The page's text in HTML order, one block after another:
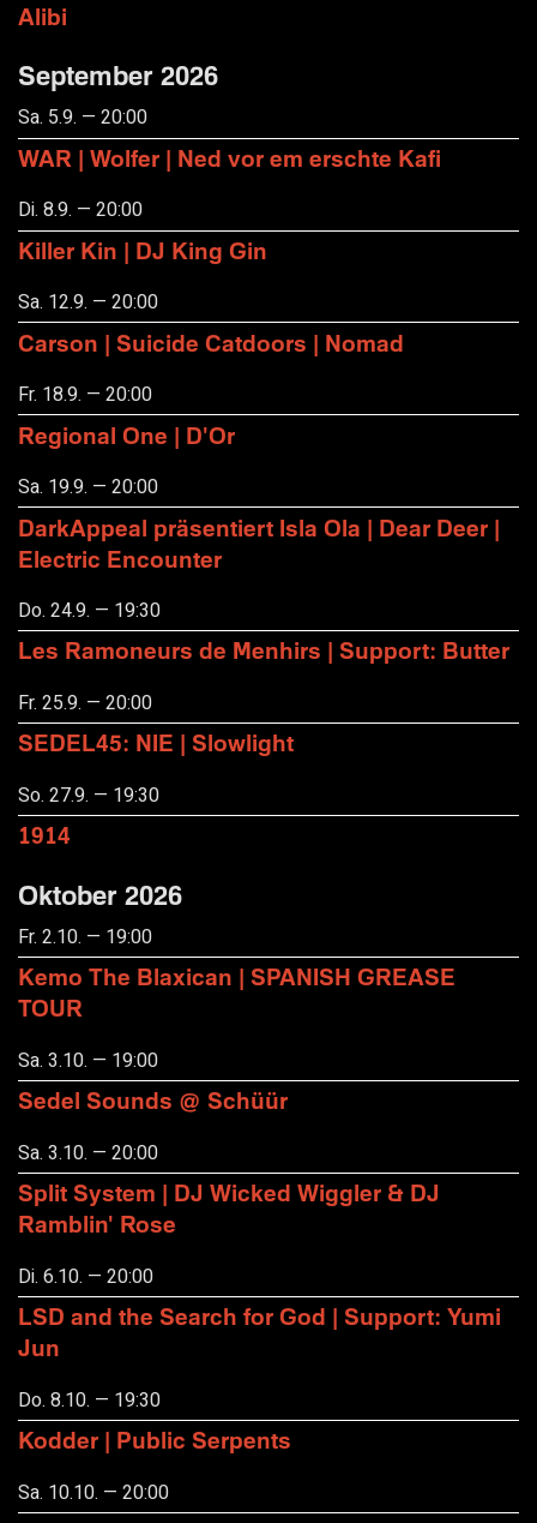
Alibi
September 2026
Sa. 5.9. — 20:00
WAR | Wolfer | Ned vor em erschte Kafi
Di. 8.9. — 20:00
Killer Kin | DJ King Gin
Sa. 12.9. — 20:00
Carson | Suicide Catdoors | Nomad
Fr. 18.9. — 20:00
Regional One | D'Or
Sa. 19.9. — 20:00
DarkAppeal präsentiert Isla Ola | Dear Deer |
Electric Encounter
Do. 24.9. — 19:30
Les Ramoneurs de Menhirs | Support: Butter
Fr. 25.9. — 20:00
SEDEL45: NIE | Slowlight
So. 27.9. — 19:30
1914
Oktober 2026
Fr. 2.10. — 19:00
Kemo The Blaxican | SPANISH GREASE
TOUR
Sa. 3.10. — 19:00
Sedel Sounds @ Schüür
Sa. 3.10. — 20:00
Split System | DJ Wicked Wiggler & DJ
Ramblin' Rose
Di. 6.10. — 20:00
LSD and the Search for God | Support: Yumi
Jun
Do. 8.10. — 19:30
Kodder | Public Serpents
Sa. 10.10. — 20:00